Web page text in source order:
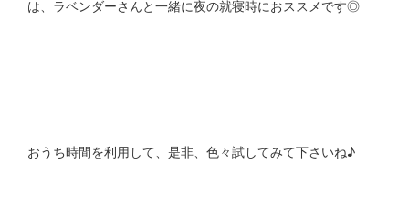
は、ラベンダーさんと一緒に夜の就寝時におススメです◎
おうち時間を利用して、是非、色々試してみて下さいね♪